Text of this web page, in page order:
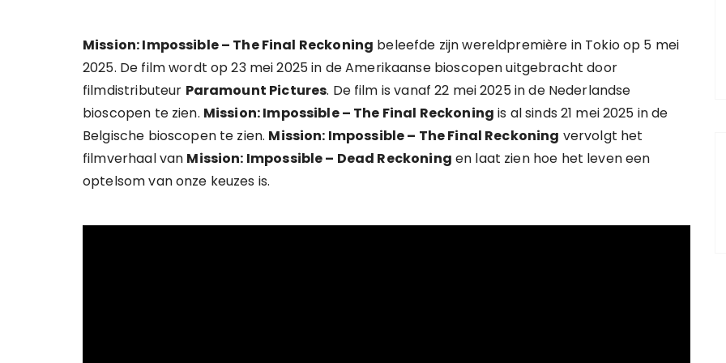
Mission: Impossible – The Final Reckoning beleefde zijn wereldpremière in Tokio op 5 mei
2025. De film wordt op 23 mei 2025 in de Amerikaanse bioscopen uitgebracht door
filmdistributeur Paramount Pictures. De film is vanaf 22 mei 2025 in de Nederlandse
bioscopen te zien. Mission: Impossible – The Final Reckoning is al sinds 21 mei 2025 in de
Belgische bioscopen te zien. Mission: Impossible – The Final Reckoning vervolgt het
filmverhaal van Mission: Impossible – Dead Reckoning en laat zien hoe het leven een
optelsom van onze keuzes is.